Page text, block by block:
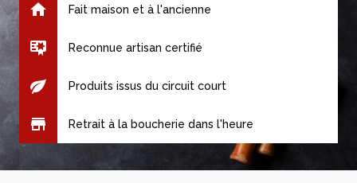
4,98 €
Steak maître d'hôtel
6,23 €
Voir le produit
Fait maison et à l'ancienne
Reconnue artisan certifié
Produits issus du circuit court
Retrait à la boucherie dans l'heure